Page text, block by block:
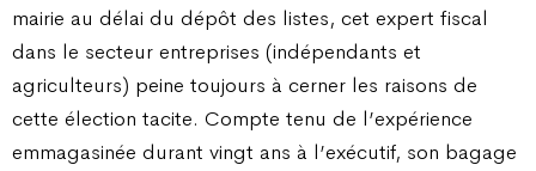
mairie au délai du dépôt des listes, cet expert fiscal
dans le secteur entreprises (indépendants et
agriculteurs) peine toujours à cerner les raisons de
cette élection tacite. Compte tenu de l’expérience
emmagasinée durant vingt ans à l’exécutif, son bagage